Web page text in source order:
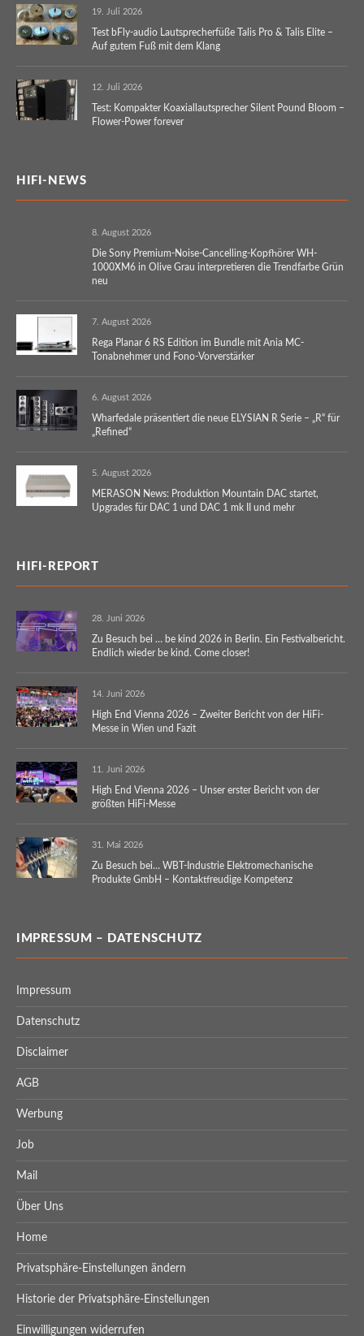
19. Juli 2026
Test bFly-audio Lautsprecherfüße Talis Pro & Talis Elite –
Auf gutem Fuß mit dem Klang
12. Juli 2026
Test: Kompakter Koaxiallautsprecher Silent Pound Bloom –
Flower-Power forever
HIFI-NEWS
8. August 2026
Die Sony Premium-Noise-Cancelling-Kopfhörer WH-
1000XM6 in Olive Grau interpretieren die Trendfarbe Grün
neu
7. August 2026
Rega Planar 6 RS Edition im Bundle mit Ania MC-
Tonabnehmer und Fono-Vorverstärker
6. August 2026
Wharfedale präsentiert die neue ELYSIAN R Serie – „R“ für
„Refined“
5. August 2026
MERASON News: Produktion Mountain DAC startet,
Upgrades für DAC 1 und DAC 1 mk II und mehr
HIFI-REPORT
28. Juni 2026
Zu Besuch bei … be kind 2026 in Berlin. Ein Festivalbericht.
Endlich wieder be kind. Come closer!
14. Juni 2026
High End Vienna 2026 – Zweiter Bericht von der HiFi-
Messe in Wien und Fazit
11. Juni 2026
High End Vienna 2026 – Unser erster Bericht von der
größten HiFi-Messe
31. Mai 2026
Zu Besuch bei… WBT-Industrie Elektromechanische
Produkte GmbH – Kontaktfreudige Kompetenz
IMPRESSUM – DATENSCHUTZ
Impressum
Datenschutz
Disclaimer
AGB
Werbung
Job
Mail
Über Uns
Home
Privatsphäre-Einstellungen ändern
Historie der Privatsphäre-Einstellungen
Einwilligungen widerrufen